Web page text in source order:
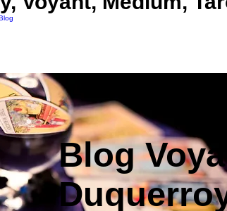
Blog
Blog